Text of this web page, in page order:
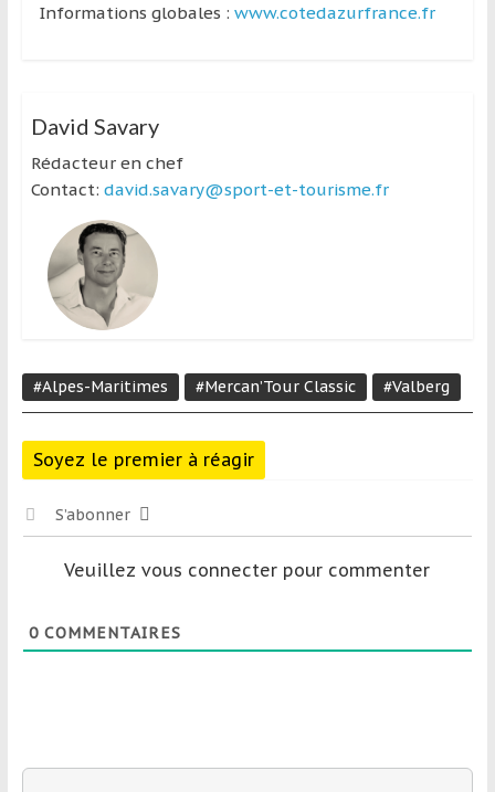
Informations globales : www.cotedazurfrance.fr
David Savary
Rédacteur en chef
Contact: david.savary@sport-et-tourisme.fr
#Alpes-Maritimes #Mercan’Tour Classic #Valberg
Soyez le premier à réagir
S’abonner
Veuillez vous connecter pour commenter
0COMMENTAIRES